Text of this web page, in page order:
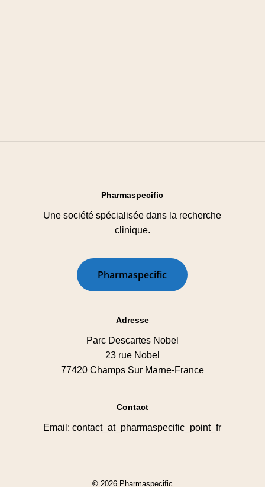
Pharmaspecific
Une société spécialisée dans la recherche
clinique.
Pharmaspecific
Adresse
Parc Descartes Nobel
23 rue Nobel
77420 Champs Sur Marne-France
Contact
Email: contact_at_pharmaspecific_point_fr
© 2026Pharmaspecific